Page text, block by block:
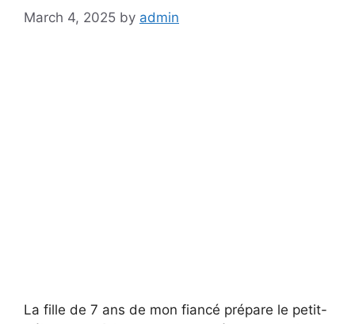
March 4, 2025 by admin
La fille de 7 ans de mon fiancé prépare le petit-